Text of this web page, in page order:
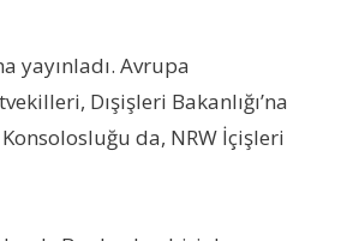
yayınladı. Avrupa
Dışişleri Bakanlığı’na
da, NRW İçişleri